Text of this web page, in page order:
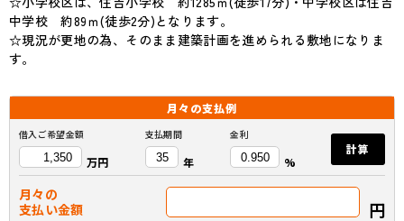
中学校 約89ｍ(徒歩2分)となります。
☆現況が更地の為、そのまま建築計画を進められる敷地になりま
す。
月々の支払例
借入ご希望金額
万円
支払期間
年
金利
%
計算
月々の
支払い金額
円